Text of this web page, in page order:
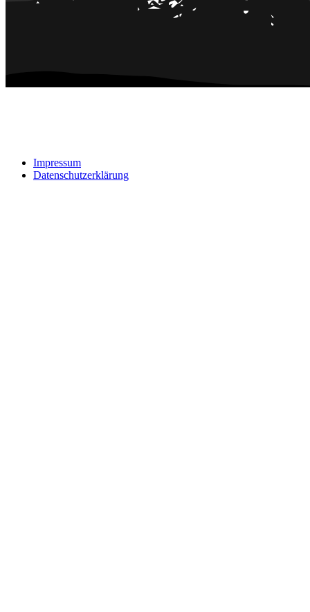
Impressum
Datenschutzerklärung